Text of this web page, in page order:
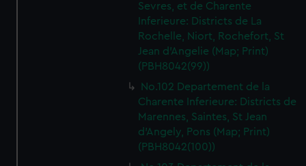
Sevres, et de Charente
Inferieure: Districts de La
Rochelle, Niort, Rochefort, St
Jean d'Angelie (Map; Print)
(PBH8042(99))
No.102 Departement de la
Charente Inferieure: Districts de
Marennes, Saintes, St Jean
d'Angely, Pons (Map; Print)
(PBH8042(100))